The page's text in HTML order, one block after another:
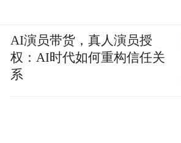
AI演员带货，真人演员授
权：AI时代如何重构信任关
系